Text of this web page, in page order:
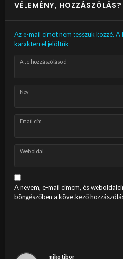
VÉLEMÉNY, HOZZÁSZÓLÁS?
Az e-mail címet nem tesszük közzé. A
karakterrel jelöltük
A te hozzászólásod
Név
Email cím
Weboldal
A nevem, e-mail címem, és
böngészőben a következő
miko tibor